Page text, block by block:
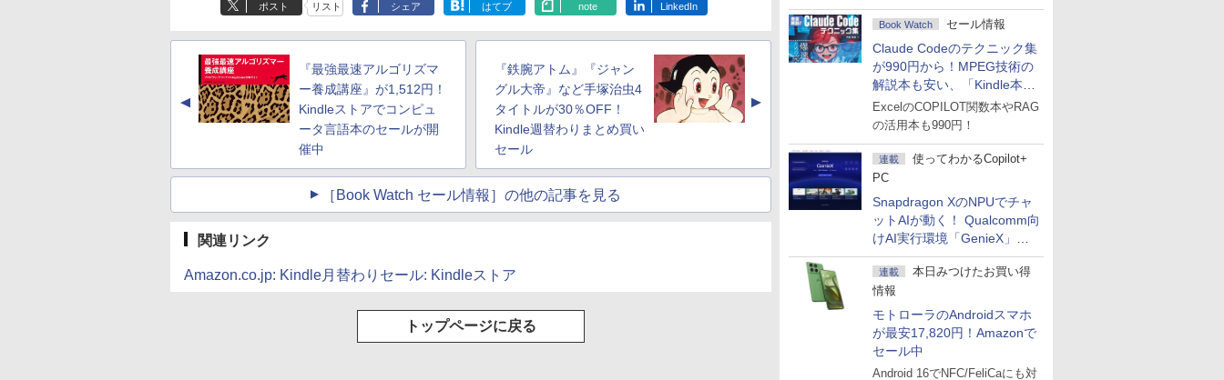
Book Watch セール情報
Claude Codeのテクニック集
が990円から！MPEG技術の
解説本も安い、「Kindle本サ
マーセール」第2弾開始！
ExcelのCOPILOT関数本やRAG
の活用本も990円！
連載
使ってわかるCopilot+
PC
Snapdragon XのNPUでチャ
ットAIが動く！ Qualcomm向
けAI実行環境「GenieX」を
試してみた
連載
本日みつけたお買い得
情報
モトローラのAndroidスマホ
が最安17,820円！Amazonで
セール中
Android 16でNFC/FeliCaにも対
ポスト リスト シェア はてブ note LinkedIn
▲
『最強最速アルゴリズマ
ー養成講座』が1,512円！
Kindleストアでコンピュ
ータ言語本のセールが開
催中
『鉄腕アトム』『ジャン
グル大帝』など手塚治虫4
タイトルが30％OFF！
Kindle週替わりまとめ買い
セール
▲
［Book Watch セール情報］の他の記事を見る
関連リンク
Amazon.co.jp: Kindle月替わりセール: Kindleストア
トップページに戻る